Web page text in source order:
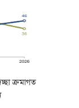
ক্রমাগত